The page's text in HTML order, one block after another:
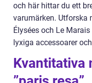
och här hittar du ett
varumärken. Utforska
Élysées och Le
lyxiga accessoarer
Kvantitativa